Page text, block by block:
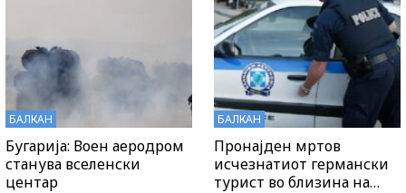
БАЛКАН
Бугарија: Воен аеродром
станува вселенски
центар
БАЛКАН
Пронајден мртов
исчезнатиот германски
турист во близина на…